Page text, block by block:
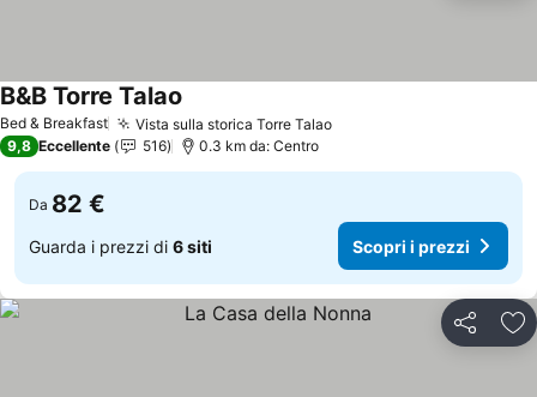
Bed & Breakfast Vista sulla storica Torre TalaoScopri i prezzi
B&B Torre Talao
9,8 Eccellente 516 0.3 km da: Centro
Da 82 €
Guarda i prezzi di 6 siti Scopri i prezzi
Condividi